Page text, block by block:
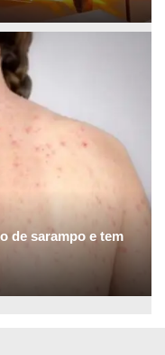
de sarampo e tem